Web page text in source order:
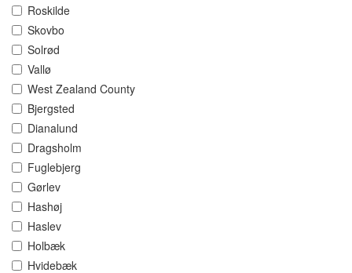
Roskilde
Skovbo
Solrød
Vallø
West Zealand County
Bjergsted
Dianalund
Dragsholm
Fuglebjerg
Gørlev
Hashøj
Haslev
Holbæk
Hvidebæk